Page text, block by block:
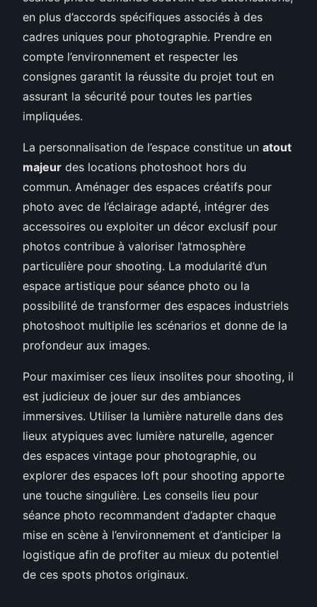
en plus d’accords spécifiques associés à des
cadres uniques pour photographie. Prendre en
compte l’environnement et respecter les
consignes garantit la réussite du projet tout en
assurant la sécurité pour toutes les parties
impliquées.
La personnalisation de l’espace constitue un atout
majeur des locations photoshoot hors du
commun. Aménager des espaces créatifs pour
photo avec de l’éclairage adapté, intégrer des
accessoires ou exploiter un décor exclusif pour
photos contribue à valoriser l’atmosphère
particulière pour shooting. La modularité d’un
espace artistique pour séance photo ou la
possibilité de transformer des espaces industriels
photoshoot multiplie les scénarios et donne de la
profondeur aux images.
Pour maximiser ces lieux insolites pour shooting, il
est judicieux de jouer sur des ambiances
immersives. Utiliser la lumière naturelle dans des
lieux atypiques avec lumière naturelle, agencer
des espaces vintage pour photographie, ou
explorer des espaces loft pour shooting apporte
une touche singulière. Les conseils lieu pour
séance photo recommandent d’adapter chaque
mise en scène à l’environnement et d’anticiper la
logistique afin de profiter au mieux du potentiel
de ces spots photos originaux.